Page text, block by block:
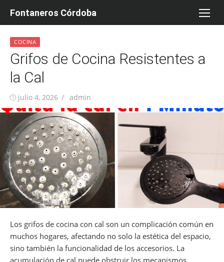
Fontaneros Córdoba
COCINA
Grifos de Cocina Resistentes a
la Cal
Publicada
el
julio 4, 2026 Autor
admin
Los grifos de cocina con cal son un complicación común en
muchos hogares, afectando no solo la estética del espacio,
sino también la funcionalidad de los accesorios. La
acumulación de cal puede obstruir los mecanismos,